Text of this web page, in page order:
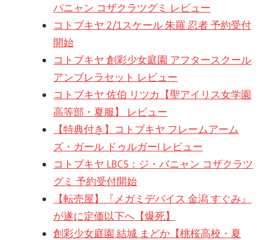
バニャン コザクラツグミ レビュー
コトブキヤ 2/1スケール 朱羅 忍者 予約受付
開始
コトブキヤ 創彩少女庭園 アフタースクール
アンブレラセット レビュー
コトブキヤ 佐伯 リツカ【聖アイリス女学園
高等部・夏服】 レビュー
【特典付き】コトブキヤ フレームアーム
ズ・ガール ドゥルガーI レビュー
コトブキヤ LBCS：ジ・バニャン コザクラツ
グミ 予約受付開始
【転売屋】『メガミデバイス 金潟 すぐみ』
が遂に定価以下へ【爆死】
創彩少女庭園 結城 まどか【桃桜高校・夏